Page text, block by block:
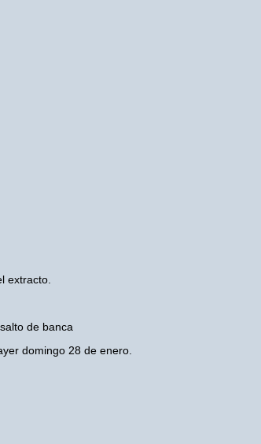
extracto.
de banca
domingo 28 de enero.